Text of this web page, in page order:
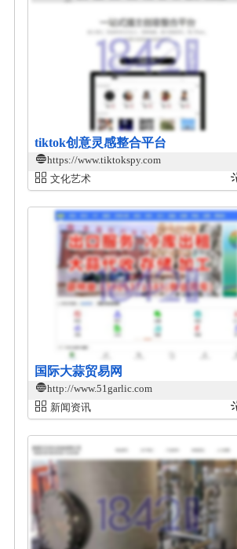
tiktok创意灵感整合平台
https://www.tiktokspy.com
文化艺术
国际大蒜贸易网
http://www.51garlic.com
新闻资讯